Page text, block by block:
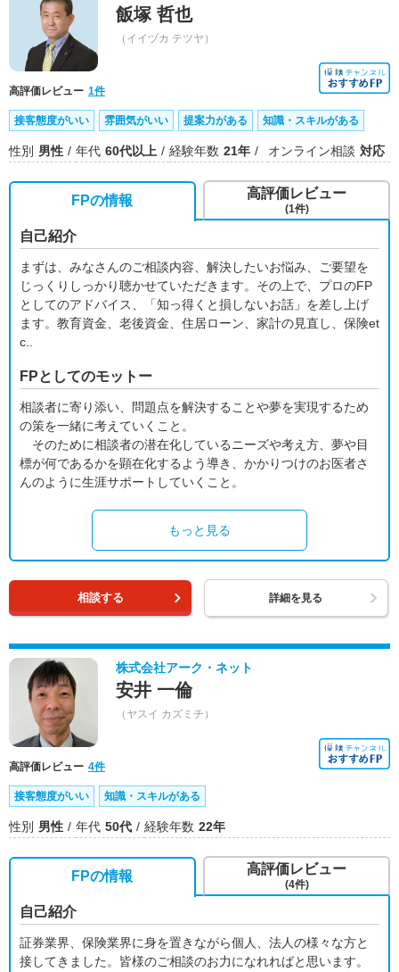
飯塚 哲也
（イイヅカ テツヤ）
高評価レビュー 1件
接客態度がいい 雰囲気がいい 提案力がある 知識・スキルがある
性別 男性 年代 60代以上 経験年数 21年 オンライン相談 対応
FPの情報
自己紹介
まずは、みなさんのご相談内容、解決したいお悩み、ご要望を
じっくりしっかり聴かせていただきます。その上で、プロのFP
としてのアドバイス、「知っ得くと損しないお話」を差し上げ
ます。教育資金、老後資金、住居ローン、家計の見直し、保険et
c..
FPとしてのモットー
相談者に寄り添い、問題点を解決することや夢を実現するため
の策を一緒に考えていくこと。
そのために相談者の潜在化しているニーズや考え方、夢や目
標が何であるかを顕在化するよう導き、かかりつけのお医者さ
んのように生涯サポートしていくこと。
もっと見る
高評価レビュー
(1件)
相談する 詳細を見る
株式会社アーク・ネット
安井 一倫
（ヤスイ カズミチ）
高評価レビュー 4件
接客態度がいい 知識・スキルがある
性別 男性 年代 50代 経験年数 22年
FPの情報
自己紹介
証券業界、保険業界に身を置きながら個人、法人の様々な方と
接してきました。皆様のご相談のお力になれればと思います。
高評価レビュー
(4件)